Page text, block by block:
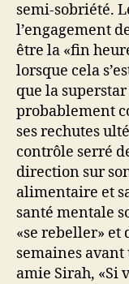
semi-sobriété.
l’engagement
être la «fin
lorsque cela
que la superstar
probablement
ses rechutes
contrôle serré
direction sur
alimentaire et
santé mentale
«se rebeller» et
semaines avant
amie Sirah, «Si